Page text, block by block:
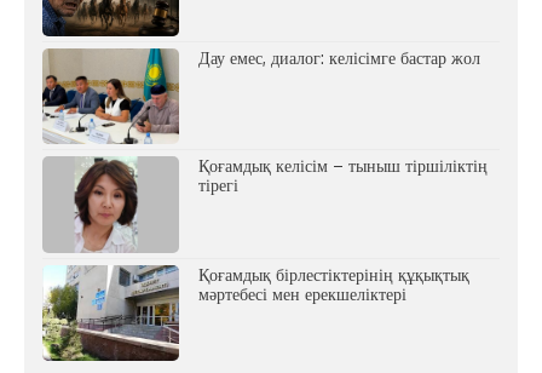
Дау емес, диалог: келісімге бастар жол
Қоғамдық келісім – тыныш тіршіліктің
тірегі
Қоғамдық бірлестіктерінің құқықтық
мәртебесі мен ерекшеліктері